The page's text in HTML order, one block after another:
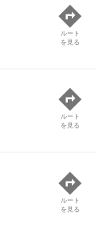
ルート
を見る
ルート
を見る
ルート
を見る